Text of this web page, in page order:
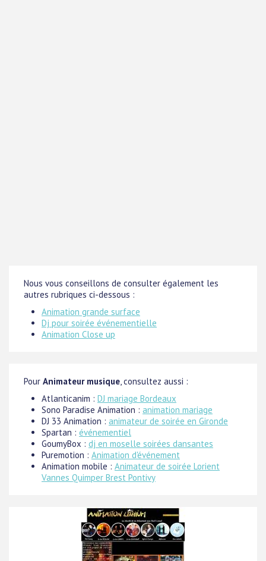
Nous vous conseillons de consulter également les
autres rubriques ci-dessous :
Animation grande surface
Dj pour soirée événementielle
Animation Close up
Pour Animateur musique, consultez aussi :
Atlanticanim : DJ mariage Bordeaux
Sono Paradise Animation : animation mariage
DJ 33 Animation : animateur de soirée en Gironde
Spartan : événementiel
GoumyBox : dj en moselle soirées dansantes
Puremotion : Animation d'événement
Animation mobile : Animateur de soirée Lorient
Vannes Quimper Brest Pontivy